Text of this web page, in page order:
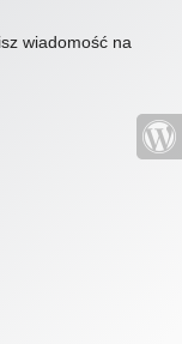
wiadomość na